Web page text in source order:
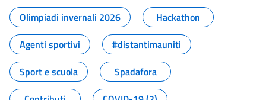
Olimpiadi invernali 2026
Hackathon
Agenti sportivi
#distantimauniti
Sport e scuola
Spadafora